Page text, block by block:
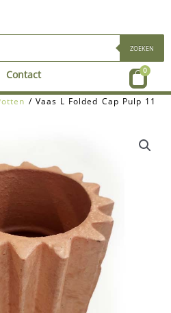
ZOEKEN
Contact 0
/ Vaas L Folded Cap Pulp 11